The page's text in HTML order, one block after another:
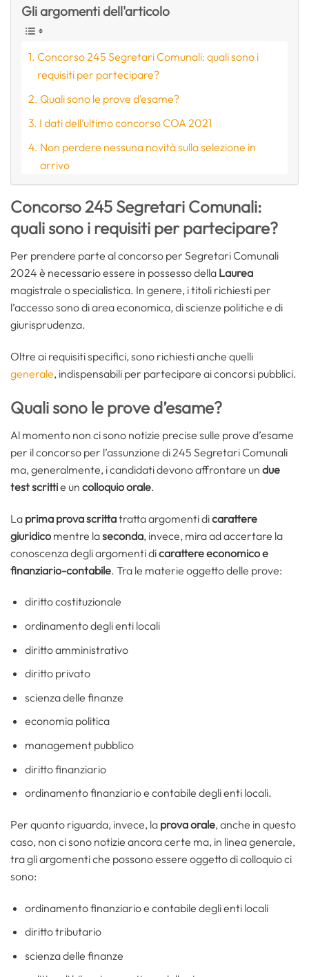
Gli argomenti dell'articolo
Concorso 245 Segretari Comunali: quali sono i
requisiti per partecipare?
Quali sono le prove d’esame?
I dati dell’ultimo concorso COA 2021
Non perdere nessuna novità sulla selezione in
arrivo
Concorso 245 Segretari Comunali:
quali sono i requisiti per partecipare?
Per prendere parte al concorso per Segretari Comunali
2024 è necessario essere in possesso della Laurea
magistrale o specialistica. In genere, i titoli richiesti per
l’accesso sono di area economica, di scienze politiche e di
giurisprudenza.
Oltre ai requisiti specifici, sono richiesti anche quelli
generale, indispensabili per partecipare ai concorsi pubblici.
Quali sono le prove d’esame?
Al momento non ci sono notizie precise sulle prove d’esame
per il concorso per l’assunzione di 245 Segretari Comunali
ma, generalmente, i candidati devono affrontare un due
test scrittie un colloquio orale.
La prima prova scrittatratta argomenti dicarattere
giuridico mentre laseconda, invece, mira ad accertare la
conoscenza degli argomenti dicarattere economico e
finanziario-contabile. Tra le materie oggetto delle prove:
diritto costituzionale
ordinamento degli enti locali
diritto amministrativo
diritto privato
scienza delle finanze
economia politica
management pubblico
diritto finanziario
ordinamento finanziario e contabile degli enti locali.
Per quanto riguarda, invece, la prova orale, anche in questo
caso, non ci sono notizie ancora certe ma, in linea generale,
tra gli argomenti che possono essere oggetto di colloquio ci
sono:
ordinamento finanziario e contabile degli enti locali
diritto tributario
scienza delle finanze